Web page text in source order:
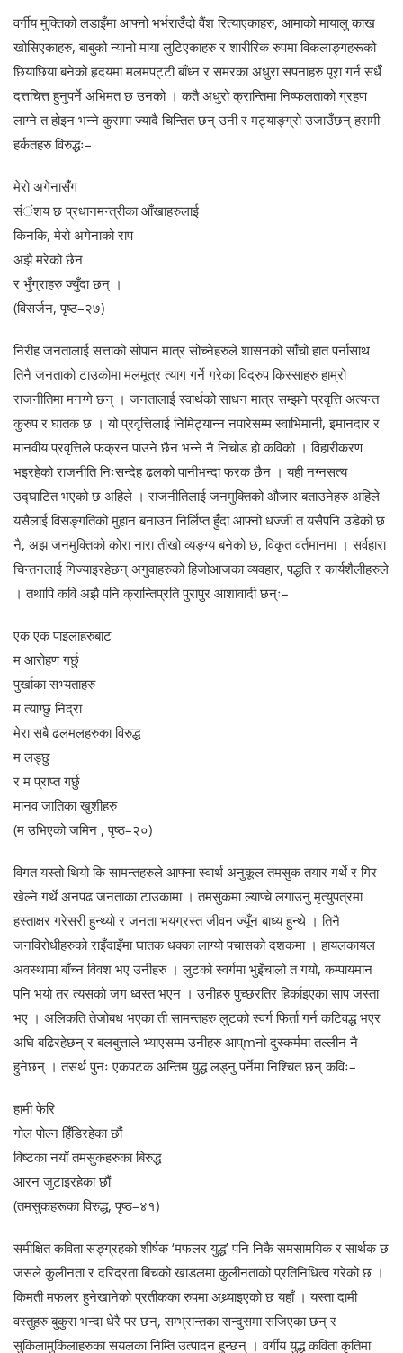
वर्गीय मुक्तिको लडाइँमा आफ्नो भर्भराउँदो वैंश रित्याएकाहरु, आमाको मायालु काख
खोसिएकाहरु, बाबुको न्यानो माया लुटिएकाहरु र शारीरिक रुपमा विकलाङ्गहरूको
छियाछिया बनेको हृदयमा मलमपट्टी बाँध्न र समरका अधुरा सपनाहरु पूरा गर्न सधैँ
दत्तचित्त हुनुपर्ने अभिमत छ उनको । कतै अधुरो क्रान्तिमा निष्फलताको ग्रहण
लाग्ने त होइन भन्ने कुरामा ज्यादै चिन्तित छन् उनी र मट्याङ्ग्रो उजाउँछन् हरामी
हर्कतहरु विरुद्धः–
मेरो अगेनासंँग
संंंशय छ प्रधानमन्त्रीका आँखाहरुलाई
किनकि, मेरो अगेनाको राप
अझै मरेको छैन
र भुँग्राहरु ज्युँदा छन् ।
(विसर्जन, पृष्ठ–२७)
निरीह जनतालाई सत्ताको सोपान मात्र सोच्नेहरुले शासनको साँचो हात पर्नासाथ
तिनै जनताको टाउकोमा मलमूत्र त्याग गर्ने गरेका विद्रुप किस्साहरु हाम्रो
राजनीतिमा मनग्गे छन् । जनतालाई स्वार्थको साधन मात्र सम्झने प्रवृत्ति अत्यन्त
कुरुप र घातक छ । यो प्रवृत्तिलाई निमिट्यान्न नपारेसम्म स्वाभिमानी, इमानदार र
मानवीय प्रवृत्तिले फक्रन पाउने छैन भन्ने नै निचोड हो कविको । विहारीकरण
भइरहेको राजनीति निःसन्देह ढलको पानीभन्दा फरक छैन । यही नग्नसत्य
उद्घाटित भएको छ अहिले । राजनीतिलाई जनमुक्तिको औजार बताउनेहरु अहिले
यसैलाई विसङ्गतिको मुहान बनाउन निर्लिप्त हुँदा आफ्नो धज्जी त यसैपनि उडेको छ
नै, अझ जनमुक्तिको कोरा नारा तीखो व्यङ्ग्य बनेको छ, विकृत वर्तमानमा । सर्वहारा
चिन्तनलाई गिज्याइरहेछन् अगुवाहरुको हिजोआजका व्यवहार, पद्धति र कार्यशैलीहरुले
। तथापि कवि अझै पनि क्रान्तिप्रति पुरापुर आशावादी छन्ः–
एक एक पाइलाहरुबाट
म आरोहण गर्छु
पुर्खाका सभ्यताहरु
म त्याग्छु निद्रा
मेरा सबै ढलमलहरुका विरुद्ध
म लड्छु
र म प्राप्त गर्छु
मानव जातिका खुशीहरु
(म उभिएको जमिन , पृष्ठ–२०)
विगत यस्तो थियो कि सामन्तहरुले आफ्ना स्वार्थ अनुकूल तमसुक तयार गर्थे र गिर
खेल्ने गर्थे अनपढ जनताका टाउकामा । तमसुकमा ल्याप्चे लगाउनु मृत्युपत्रमा
हस्ताक्षर गरेसरी हुन्थ्यो र जनता भयग्रस्त जीवन ज्यूँन बाध्य हुन्थे । तिनै
जनविरोधीहरुको राइँदाइँमा घातक धक्का लाग्यो पचासको दशकमा । हायलकायल
अवस्थामा बाँच्न विवश भए उनीहरु । लुटको स्वर्गमा भुइँचालो त गयो, कम्पायमान
पनि भयो तर त्यसको जग ध्वस्त भएन । उनीहरु पुच्छरतिर हिर्काइएका साप जस्ता
भए । अलिकति तेजोबध भएका ती सामन्तहरु लुटको स्वर्ग फिर्ता गर्न कटिवद्ध भएर
अघि बढिरहेछन् र बलबुत्ताले भ्याएसम्म उनीहरु आप्mनो दुस्कर्ममा तल्लीन नै
हुनेछन् । तसर्थ पुनः एकपटक अन्तिम युद्ध लड्नु पर्नेमा निश्चित छन् कविः–
हामी फेरि
गोल पोल्न हिँडिरहेका छौं
विष्टका नयाँ तमसुकहरुका बिरुद्ध
आरन जुटाइरहेका छौं
(तमसुकहरूका विरुद्ध, पृष्ठ–४१)
समीक्षित कविता सङ्ग्रहको शीर्षक ‘मफलर युद्ध’ पनि निकै समसामयिक र सार्थक छ
जसले कुलीनता र दरिद्रता बिचको खाडलमा कुलीनताको प्रतिनिधित्व गरेको छ ।
किमती मफलर हुनेखानेको प्रतीकका रुपमा अथ्र्याइएको छ यहाँ । यस्ता दामी
वस्तुहरु बुकुरा भन्दा धेरै पर छन्, सम्भ्रान्तका सन्दुसमा सजिएका छन् र
सुकिलामुकिलाहरुका सयलका निम्ति उत्पादन हुन्छन् । वर्गीय युद्ध कविता कृतिमा